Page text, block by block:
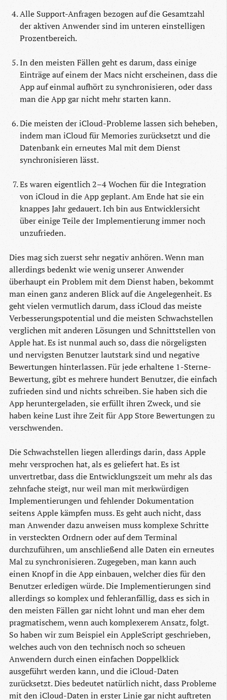
Alle Support-Anfragen bezogen auf die Gesamtzahl
der aktiven Anwender sind im unteren einstelligen
Prozentbereich.
In den meisten Fällen geht es darum, dass einige
Einträge auf einem der Macs nicht erscheinen, dass die
App auf einmal aufhört zu synchronisieren, oder dass
man die App gar nicht mehr starten kann.
Die meisten der iCloud-Probleme lassen sich beheben,
indem man iCloud für Memories zurücksetzt und die
Datenbank ein erneutes Mal mit dem Dienst
synchronisieren lässt.
Es waren eigentlich 2–4 Wochen für die Integration
von iCloud in die App geplant. Am Ende hat sie ein
knappes Jahr gedauert. Ich bin aus Entwicklersicht
über einige Teile der Implementierung immer noch
unzufrieden.
Dies mag sich zuerst sehr negativ anhören. Wenn man
allerdings bedenkt wie wenig unserer Anwender
überhaupt ein Problem mit dem Dienst haben, bekommt
man einen ganz anderen Blick auf die Angelegenheit. Es
geht vielen vermutlich darum, dass iCloud das meiste
Verbesserungspotential und die meisten Schwachstellen
verglichen mit anderen Lösungen und Schnittstellen von
Apple hat. Es ist nunmal auch so, dass die nörgeligsten
und nervigsten Benutzer lautstark sind und negative
Bewertungen hinterlassen. Für jede erhaltene 1-Sterne-
Bewertung, gibt es mehrere hundert Benutzer, die einfach
zufrieden sind und nichts schreiben. Sie haben sich die
App heruntergeladen, sie erfüllt ihren Zweck, und sie
haben keine Lust ihre Zeit für App Store Bewertungen zu
verschwenden.
Die Schwachstellen liegen allerdings darin, dass Apple
mehr versprochen hat, als es geliefert hat. Es ist
unvertretbar, dass die Entwicklungszeit um mehr als das
zehnfache steigt, nur weil man mit merkwürdigen
Implementierungen und fehlender Dokumentation
seitens Apple kämpfen muss. Es geht auch nicht, dass
man Anwender dazu anweisen muss komplexe Schritte
in versteckten Ordnern oder auf dem Terminal
durchzuführen, um anschließend alle Daten ein erneutes
Mal zu synchronisieren. Zugegeben, man kann auch
einen Knopf in die App einbauen, welcher dies für den
Benutzer erledigen würde. Die Implementierungen sind
allerdings so komplex und fehleranfällig, dass es sich in
den meisten Fällen gar nicht lohnt und man eher dem
pragmatischem, wenn auch komplexerem Ansatz, folgt.
So haben wir zum Beispiel ein AppleScript geschrieben,
welches auch von den technisch noch so scheuen
Anwendern durch einen einfachen Doppelklick
ausgeführt werden kann, und die iCloud-Daten
zurücksetzt. Dies bedeutet natürlich nicht, dass Probleme
mit den iCloud-Daten in erster Linie gar nicht auftreten